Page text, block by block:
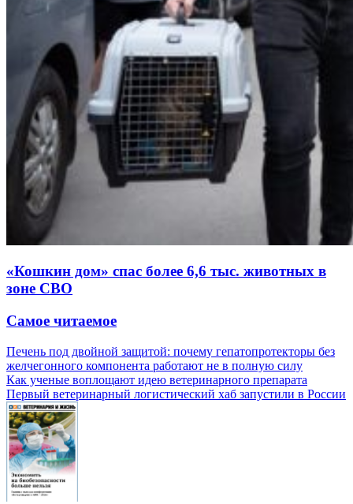
«Кошкин дом» спас более 6,6 тыс. животных в
зоне СВО
Самое читаемое
Печень под двойной защитой: почему гепатопротекторы без
желчегонного компонента работают не в полную силу
Как ученые воплощают идею ветеринарного препарата
Первый ветеринарный логистический хаб запустили в России